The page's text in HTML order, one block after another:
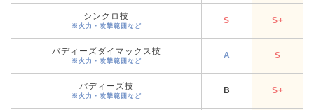
シンクロ技
※火力・攻撃範囲など
S S+
バディーズダイマックス技
※火力・攻撃範囲など
A S
バディーズ技
※火力・攻撃範囲など
B S+